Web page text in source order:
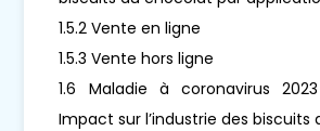
1.5.2 Vente en ligne
1.5.3 Vente hors ligne
1.6 Maladie à coronavirus
Impact sur l’industrie des biscuits